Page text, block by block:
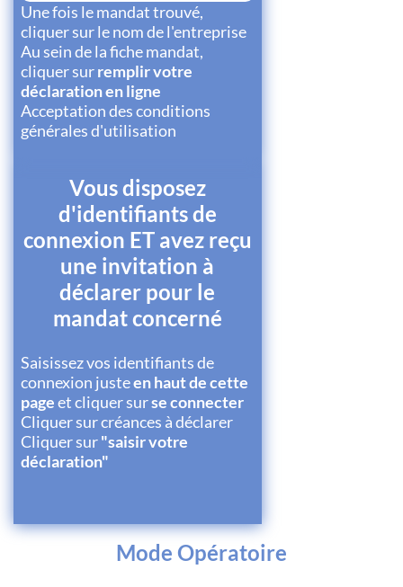
Mode Opératoire
Vous disposez
d'identifiants de
connexion ET avez reçu
une invitation à
déclarer pour le
mandat concerné
Saisissez vos identifiants de
connexion justeen haut de cette
pageet cliquer surse connecter
Cliquer sur créances à déclarer
Cliquer sur"saisir votre
déclaration"
Une fois le mandat trouvé,
cliquer sur le nom de l'entreprise
Au sein de la fiche mandat,
cliquer surremplir votre
déclaration en ligne
Acceptation des conditions
générales d'utilisation